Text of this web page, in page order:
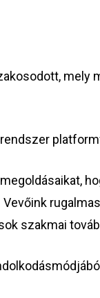
mely
szakmai